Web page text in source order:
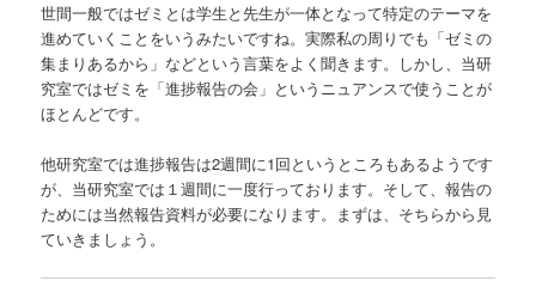
世間一般ではゼミとは学生と先生が一体となって特定のテーマを
進めていくことをいうみたいですね。実際私の周りでも「ゼミの
集まりあるから」などという言葉をよく聞きます。しかし、当研
究室ではゼミを「進捗報告の会」というニュアンスで使うことが
ほとんどです。
他研究室では進捗報告は2週間に1回というところもあるようです
が、当研究室では１週間に一度行っております。そして、報告の
ためには当然報告資料が必要になります。まずは、そちらから見
ていきましょう。